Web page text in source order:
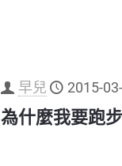
早兒 2015-
為什麼我要跑